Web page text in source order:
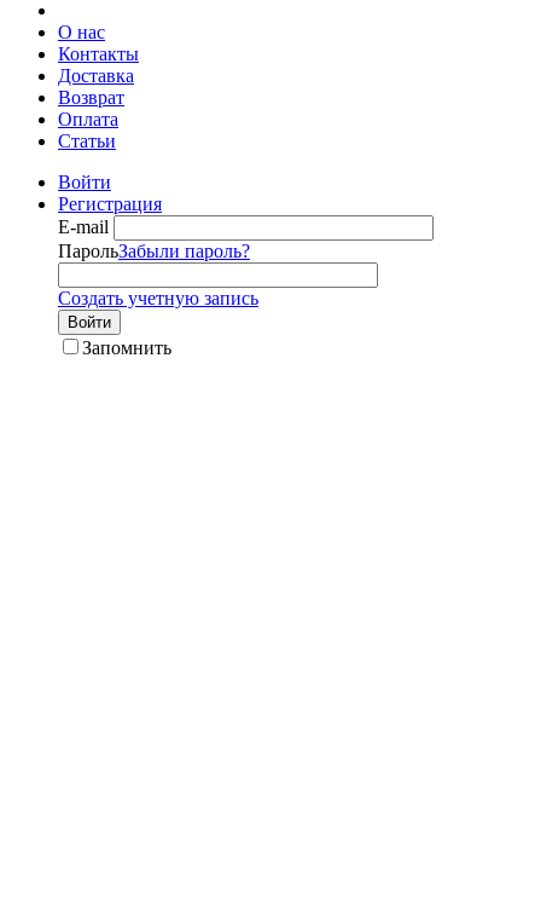
О нас
Контакты
Доставка
Возврат
Оплата
Статьи
Войти
Регистрация
E-mail
ПарольЗабыли пароль?
Создать учетную запись
Войти
Запомнить